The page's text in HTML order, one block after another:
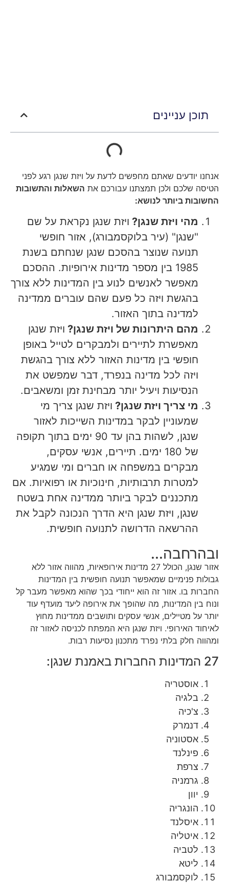
תוכן עניינים
אנחנו יודעים שאתם מחפשים לדעת על ויזת שנגן רגע לפני
הטיסה שלכם ולכן תמצתנו עבורכם את השאלות והתשובות
החשובות ביותר לנושא:
מהי ויזת שנגן? ויזת שנגן נקראת על שם
"שנגן" (עיר בלוקסמבורג), אזור חופשי
תנועה שנוצר בהסכם שנגן שנחתם בשנת
1985 בין מספר מדינות אירופיות. ההסכם
מאפשר לאנשים לנוע בין המדינות ללא צורך
בהגשת ויזה כל פעם שהם עוברים ממדינה
למדינה בתוך האזור.
מהם היתרונות של ויזת שנגן? ויזת שנגן
מאפשרת לתיירים ולמבקרים לטייל באופן
חופשי בין מדינות האזור ללא צורך בהגשת
ויזה לכל מדינה בנפרד, דבר שמפשט את
הנסיעות ויעיל יותר מבחינת זמן ומשאבים.
מי צריך ויזת שנגן? ויזת שנגן צריך מי
שמעוניין לבקר במדינות השייכות לאזור
שנגן, לשהות בהן עד 90 ימים בתוך תקופה
של 180 ימים. תיירים, אנשי עסקים,
מבקרים במשפחה או חברים ומי שמגיע
למטרות תרבותיות, חינוכיות או רפואיות. אם
מתכננים לבקר ביותר ממדינה אחת בשטח
שנגן, ויזת שנגן היא הדרך הנכונה לקבל את
ההרשאה הדרושה לתנועה חופשית.
ובהרחבה...
אזור שנגן, הכולל 27 מדינות אירופאיות, מהווה אזור ללא
גבולות פנימיים שמאפשר תנועה חופשית בין המדינות
החברות בו. אזור זה הוא ייחודי בכך שהוא מאפשר מעבר קל
ונוח בין המדינות, מה שהופך את אירופה ליעד מועדף עוד
יותר על מטיילים, אנשי עסקים ותושבים ממדינות מחוץ
לאיחוד האירופי. ויזת שנגן היא המפתח לכניסה לאזור זה
ומהווה חלק בלתי נפרד מתכנון נסיעות רבות.
27 המדינות החברות באמנת שנגן:
אוסטריה
בלגיה
צ'כיה
דנמרק
אסטוניה
פינלנד
צרפת
גרמניה
יוון
הונגריה
איסלנד
איטליה
לטביה
ליטא
לוקסמבורג